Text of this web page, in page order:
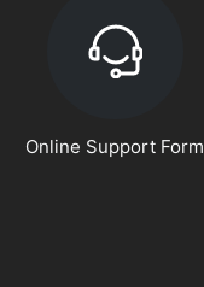
Online Support Form